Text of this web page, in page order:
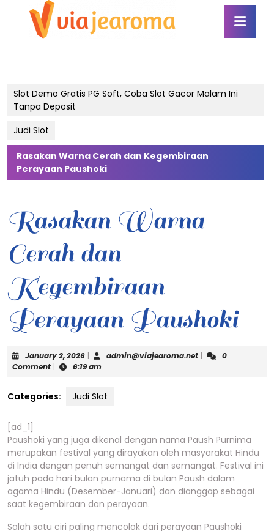
Slot Demo Gratis PG Soft, Coba Slot Gacor Malam Ini
Tanpa Deposit
Judi Slot
Rasakan Warna Cerah dan Kegembiraan
Perayaan Paushoki
Rasakan Warna
Cerah dan
Kegembiraan
Perayaan Paushoki
January 2, 2026January
2,
| admin@viajearoma.net |
0
Comment | 6:19 am
Categories: Judi Slot
[ad_1]
Paushoki yang juga dikenal dengan nama Paush Purnima
merupakan festival yang dirayakan oleh masyarakat Hindu
di India dengan penuh semangat dan semangat. Festival ini
jatuh pada hari bulan purnama di bulan Paush dalam
agama Hindu (Desember-Januari) dan dianggap sebagai
saat kegembiraan dan perayaan.
Salah satu ciri paling mencolok dari perayaan Paushoki